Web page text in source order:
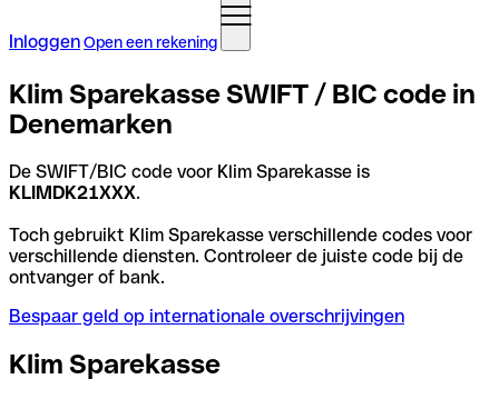
InloggenOpen een rekening
Klim Sparekasse SWIFT / BIC code in
Denemarken
De SWIFT/BIC code voor Klim Sparekasse is
KLIMDK21XXX.
Toch gebruikt Klim Sparekasse verschillende codes voor
verschillende diensten. Controleer de juiste code bij de
ontvanger of bank.
Bespaar geld op internationale overschrijvingen
Klim Sparekasse